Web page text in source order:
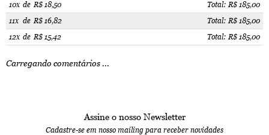
10x de R$ 18,50
Total: R$ 185,00
11x de R$ 16,82
Total: R$ 185,00
12x de R$ 15,42 Total: R$ 185,00
Carregando comentários ...
Assine o nosso Newsletter
Cadastre-se em nosso mailing para receber novidades